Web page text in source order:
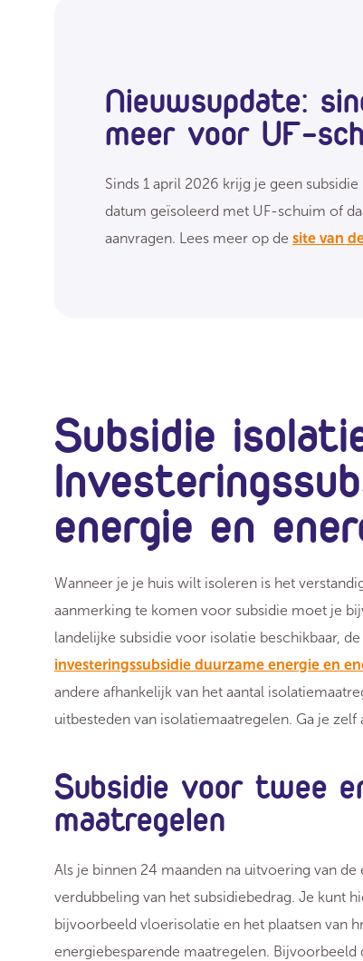
Nieuwsupdate:
meer voor UF-
Sinds 1 april 2026 krijg je geen
datum geïsoleerd met UF-schuim of
aanvragen. Lees meer op de site van
Subsidie
energie en
Wanneer je je huis wilt isoleren is het
aanmerking te komen voor subsidie moet je
landelijke subsidie voor isolatie beschikbaar, de
investeringssubsidie duurzame energie en
andere afhankelijk van het aantal
uitbesteden van isolatiemaatregelen. Ga je zelf
Subsidie voor twee
maatregelen
Als je binnen 24 maanden na uitvoering van
verdubbeling van het subsidiebedrag. Je kunt
bijvoorbeeld vloerisolatie en het plaatsen van
energiebesparende maatregelen.